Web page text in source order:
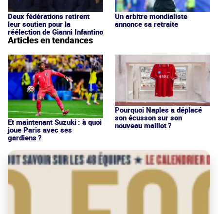
Deux fédérations retirent
leur soutien pour la
réélection de Gianni Infantino
Un arbitre mondialiste
annonce sa retraite
Articles en tendances
Et maintenant Suzuki : à quoi
joue Paris avec ses
gardiens ?
Pourquoi Naples a déplacé
son écusson sur son
nouveau maillot ?